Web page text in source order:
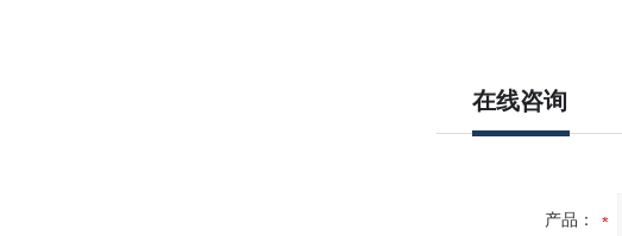
在线咨询
产品：